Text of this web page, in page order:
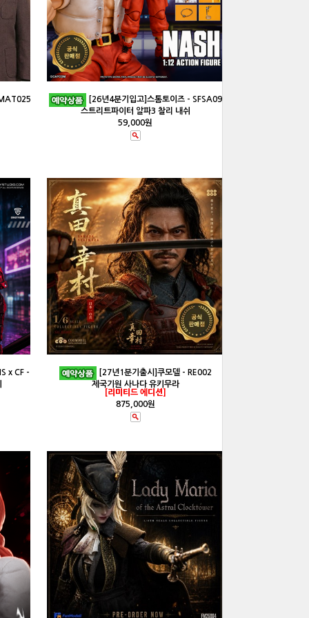
[26년4분기입고]스톰토이즈 - SFSA09
스트리트파이터 알파3 찰리 내쉬
59,000원
x CF -
[27년1분기출시]쿠모델 - RE002
제국기원 사나다 유키무라
[리미티드 에디션]
875,000원